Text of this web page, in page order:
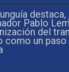
destaca,
Pablo
del
como un